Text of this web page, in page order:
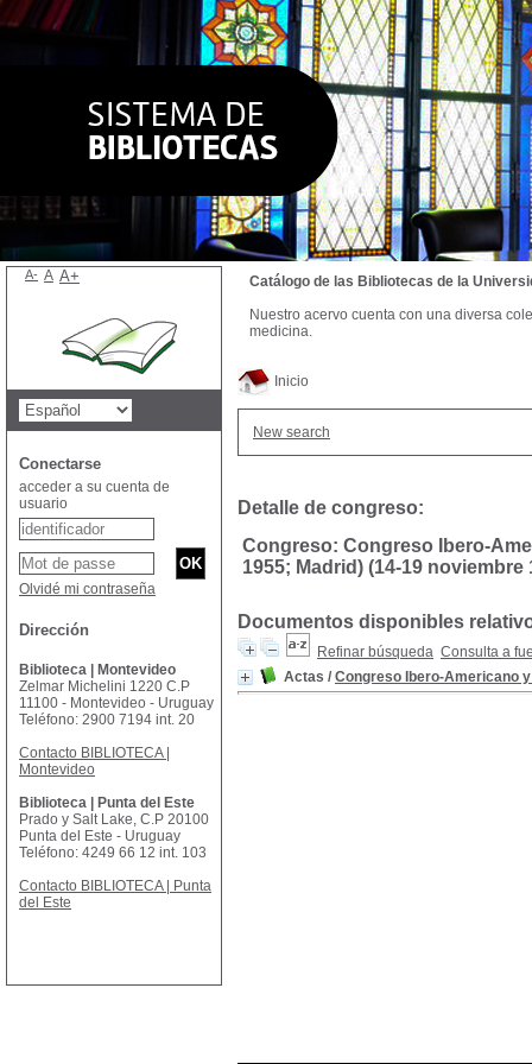
Inicio
New search
Detalle de congreso:
Congreso: Congreso Ibero-
1955; Madrid) (14-19 noviembre
Documentos disponibles
Refinar búsqueda Consulta a
Actas / Congreso Ibero-Americano
Catálogo de las Bibliotecas de la
Nuestro acervo cuenta con una diversa
medicina.
A- A A+
Conectarse
acceder a su cuenta de
usuario
Olvidé mi contraseña
Dirección
Biblioteca | Montevideo
Zelmar Michelini 1220 C.P
11100 - Montevideo - Uruguay
Teléfono: 2900 7194 int. 20
Contacto BIBLIOTECA |
Montevideo
Biblioteca | Punta del Este
Prado y Salt Lake, C.P 20100
Punta del Este - Uruguay
Teléfono: 4249 66 12 int. 103
Contacto BIBLIOTECA | Punta
del Este